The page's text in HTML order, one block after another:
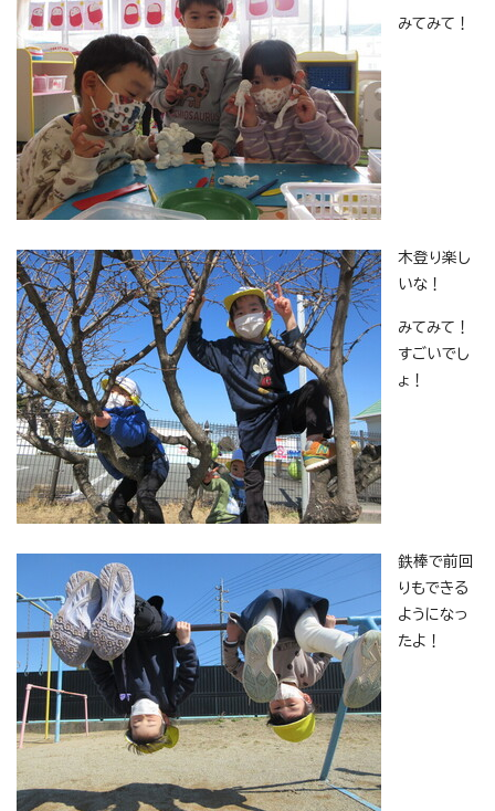
みてみて！
木登り楽し
いな！
みてみて！
すごいでし
ょ！
鉄棒で前回
りもできる
ようになっ
たよ！